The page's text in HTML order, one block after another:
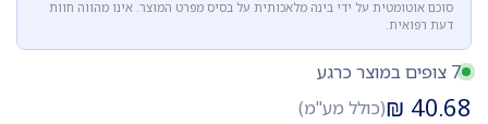
סוכם אוטומטית על ידי בינה מלאכותית על בסיס מפרט המוצר. אינו מהווה חוות
דעת רפואית.
7 צופים במוצר כרגע
40.68
₪(כולל מע"מ)